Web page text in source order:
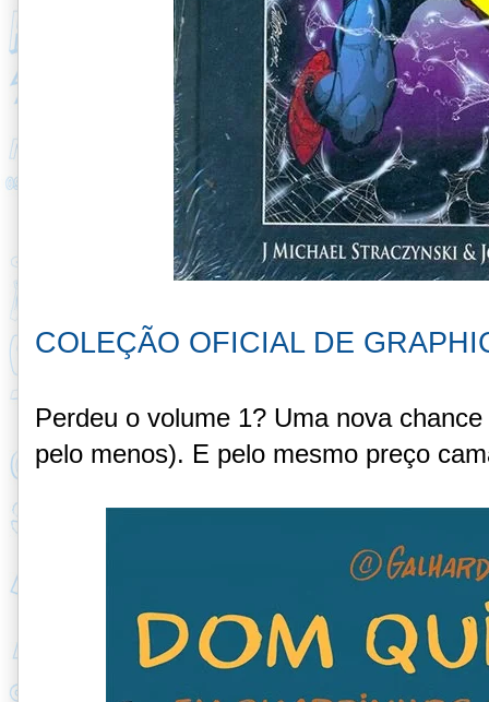
COLEÇÃO OFICIAL DE
Perdeu o volume 1? Uma nova
pelo menos). E pelo mesmo preço